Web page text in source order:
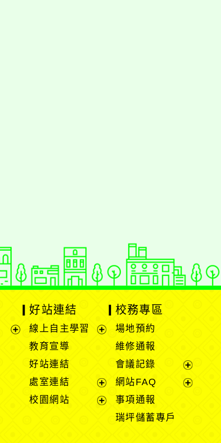
好站連結
線上自主學習
單
教育宣導
好站連結
處室連結
展
開
校園網站
校務專區
場地預約
維修通報
會議記錄
展
開
網站FAQ
事項通報
瑞坪儲蓄專戶